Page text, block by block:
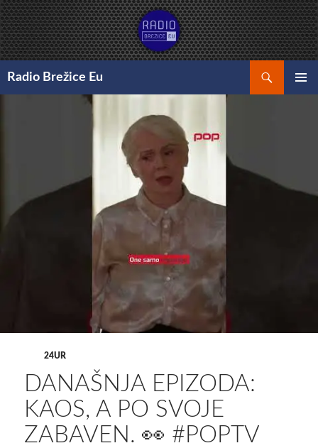
Preskoči
na
vsebino
Radio Brežice Eu
24UR
DANAŠNJA EPIZODA:
KAOS, A PO SVOJE
ZABAVEN. 👀 #POPTV